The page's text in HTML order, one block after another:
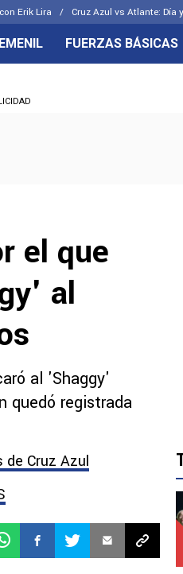
Erik Lira Cruz Azul vs Atlante: Día
FUERZAS BÁSICAS
el que
al
al 'Shaggy'
quedó registrada
Cruz Azul